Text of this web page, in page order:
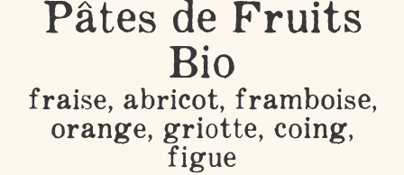
Pâtes de Fruits
Bio
fraise, abricot, framboise,
orange, griotte, coing,
figue